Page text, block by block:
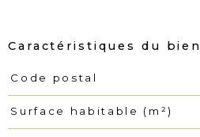
Caractéristiques du bien
Caractéristiques Valeurs
Code postal
Surface habitable (m²)